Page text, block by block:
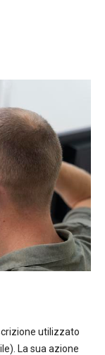
utilizzato
La sua azione